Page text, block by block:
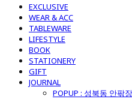
EXCLUSIVE
WEAR & ACC
TABLEWARE
LIFESTYLE
BOOK
STATIONERY
GIFT
JOURNAL
POPUP : 성북동 안팎장